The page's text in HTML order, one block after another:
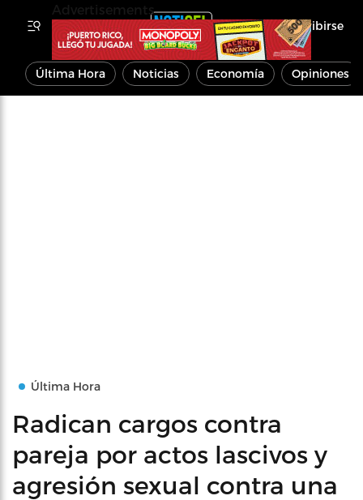
Inscribirse
Última Hora Noticias Economía Opiniones
Última Hora
Radican cargos contra
pareja por actos lascivos y
agresión sexual contra una
Advertisements